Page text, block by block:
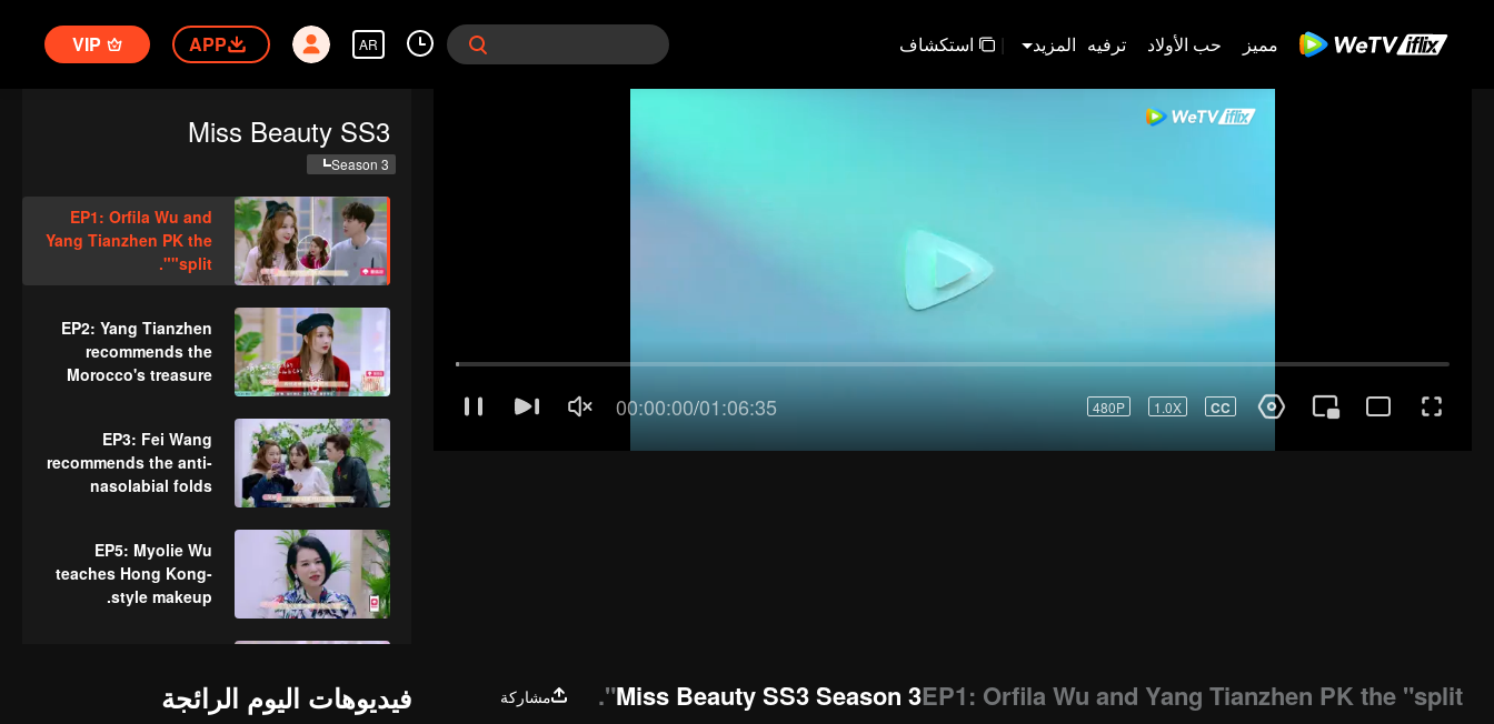
مميز حب الأولاد ترفيه المزيد | استكشاف AR
APP
VIP
Miss Beauty SS3
Season 3
EP1: Orfila Wu and
Yang Tianzhen PK the
"split".
EP2: Yang Tianzhen
recommends the
Morocco's treasure
EP3: Fei Wang
recommends the anti-
nasolabial folds
EP5: Myolie Wu
teaches Hong Kong-
style makeup.
出版1219
Miss Beauty SS3 Season 3EP1: Orfila Wu and Yang Tianzhen PK the "split".
مشاركة
فيديوهات اليوم الرائجة